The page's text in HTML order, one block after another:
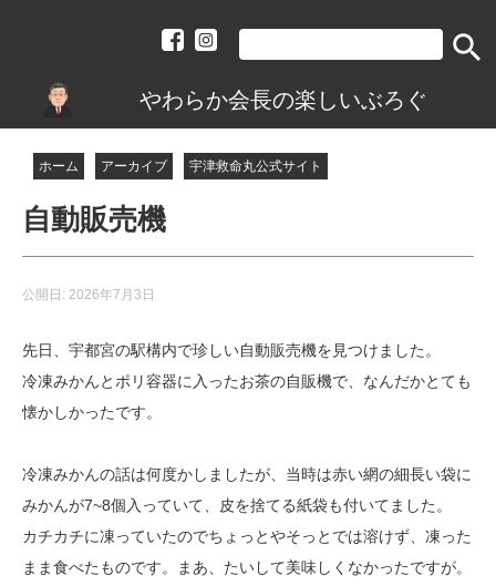
search
やわらか会長の楽しいぶろぐ
ホーム アーカイブ 宇津救命丸公式サイト
自動販売機
公開日: 2026年7月3日
先日、宇都宮の駅構内で珍しい自動販売機を見つけました。
冷凍みかんとポリ容器に入ったお茶の自販機で、なんだかとても
懐かしかったです。
冷凍みかんの話は何度かしましたが、当時は赤い網の細長い袋に
みかんが7~8個入っていて、皮を捨てる紙袋も付いてました。
カチカチに凍っていたのでちょっとやそっとでは溶けず、凍った
まま食べたものです。まあ、たいして美味しくなかったですが。